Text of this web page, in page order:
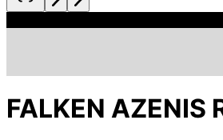
FALKEN AZENIS